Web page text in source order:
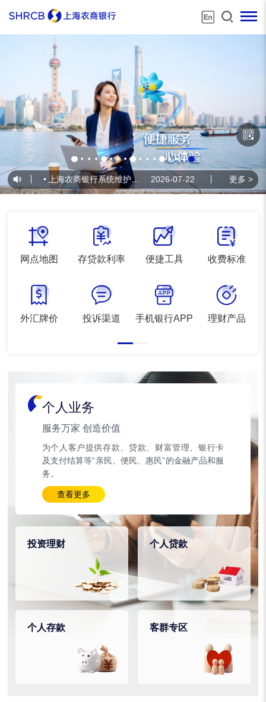
上海农商银行系统维护公告 2026-07-22 上海农商银行
更多 >
网点地图
外汇牌价
存贷款利率
投诉渠道
便捷工具
手机银行APP
收费标准
理财产品
个人业务
服务万家 创造价值
为个人客户提供存款、贷款、财富管理、银行卡
及支付结算等“亲民、便民、惠民”的金融产品和服
务。
查看更多
投资理财 个人贷款
个人存款 客群专区